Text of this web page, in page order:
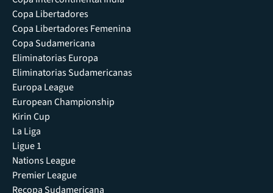
Copa Libertadores
Copa Libertadores Femenina
Copa Sudamericana
Eliminatorias Europa
Eliminatorias Sudamericanas
Europa League
European Championship
Kirin Cup
La Liga
Ligue 1
Nations League
Premier League
Recopa Sudamericana